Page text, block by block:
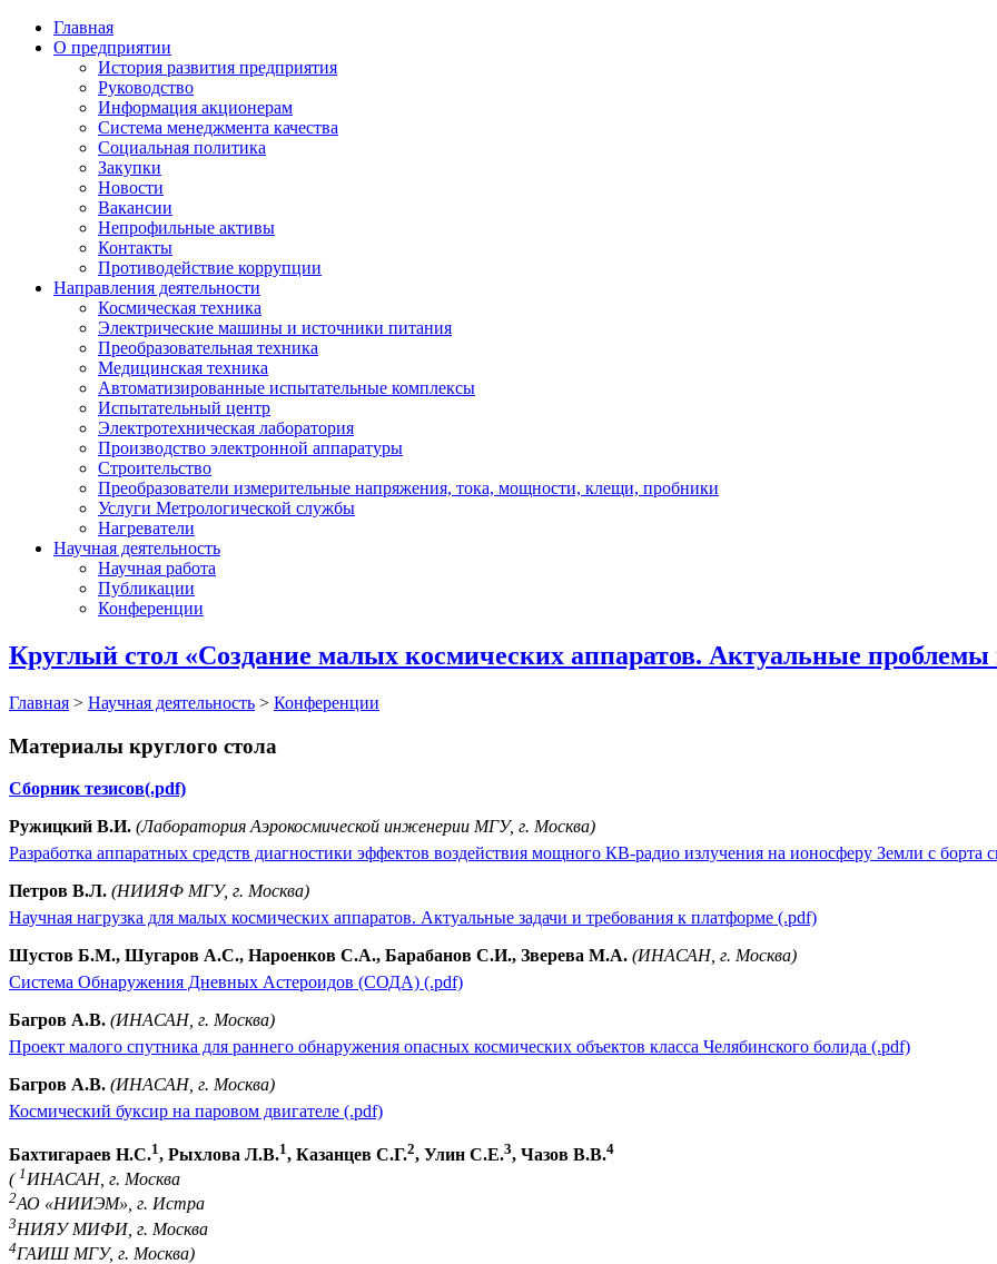
Главная
О предприятии
История развития предприятия
Руководство
Информация акционерам
Система менеджмента качества
Социальная политика
Закупки
Новости
Вакансии
Непрофильные активы
Контакты
Противодействие коррупции
Направления деятельности
Космическая техника
Электрические машины и источники питания
Преобразовательная техника
Медицинская техника
Автоматизированные испытательные комплексы
Испытательный центр
Электротехническая лаборатория
Производство электронной аппаратуры
Строительство
Преобразователи измерительные напряжения, тока, мощности, клещи, пробники
Услуги Метрологической службы
Нагреватели
Научная деятельность
Научная работа
Публикации
Конференции
Круглый стол «Создание малых космических аппаратов. Актуальные
Главная > Научная деятельность > Конференции
Материалы круглого стола
Сборник тезисов(.pdf)
Ружицкий В.И. (Лаборатория Аэрокосмической инженерии МГУ, г. Москва)
Разработка аппаратных средств диагностики эффектов воздействия мощного КВ-радио излучения на ионосферу Земли с борта
Петров В.Л. (НИИЯФ МГУ, г. Москва)
Научная нагрузка для малых космических аппаратов. Актуальные задачи и требования к платформе (.pdf)
Шустов Б.М., Шугаров А.С., Нароенков С.А., Барабанов С.И., Зверева М.А. (ИНАСАН, г. Москва)
Система Обнаружения Дневных Астероидов (СОДА) (.pdf)
Багров А.В. (ИНАСАН, г. Москва)
Проект малого спутника для раннего обнаружения опасных космических объектов класса Челябинского болида (.pdf)
Багров А.В. (ИНАСАН, г. Москва)
Космический буксир на паровом двигателе (.pdf)
Бахтигараев Н.С.1, Рыхлова Л.В.1, Казанцев С.Г.2, Улин С.Е.3, Чазов В.В.4
( 1 ИНАСАН, г. Москва
2АО «НИИЭМ», г. Истра
3НИЯУ МИФИ, г. Москва
4ГАИШ МГУ, г. Москва)